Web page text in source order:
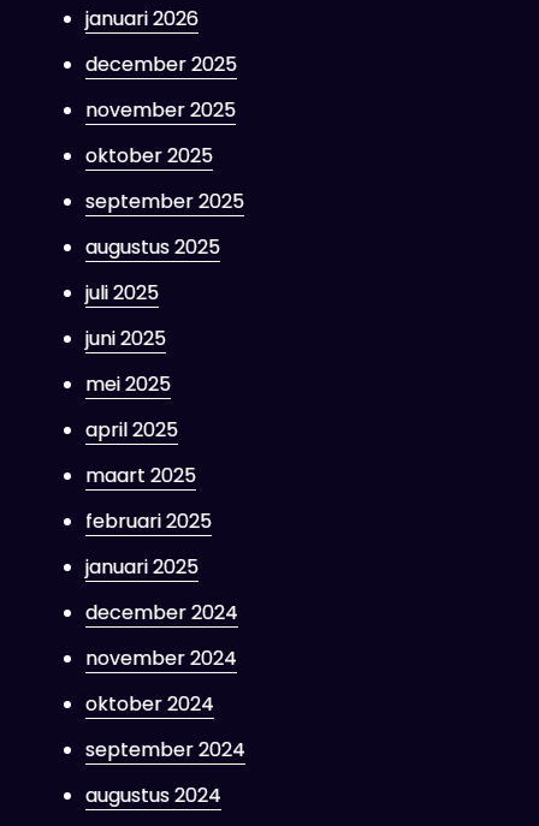
januari 2026
december 2025
november 2025
oktober 2025
september 2025
augustus 2025
juli 2025
juni 2025
mei 2025
april 2025
maart 2025
februari 2025
januari 2025
december 2024
november 2024
oktober 2024
september 2024
augustus 2024